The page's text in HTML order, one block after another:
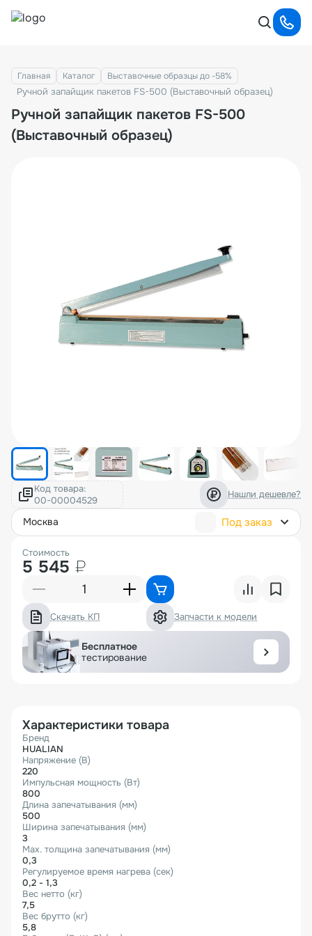
Главная Каталог Выставочные образцы до -58%
Ручной запайщик пакетов FS-500 (Выставочный образец)
Ручной запайщик пакетов FS-500
(Выставочный образец)
Код товара: Нашли дешевле?
москва Под заказ
Стоимость
5 545 ₽
Скачать КП Запчасти к модели
Бесплатное
тестирование
Характеристики товара
Бренд
HUALIAN
Напряжение (В)
220
Импульсная мощность (Вт)
800
Длина запечатывания (мм)
500
Ширина запечатывания (мм)
3
Мax. толщина запечатывания (мм)
0,3
Регулируемое время нагрева (сек)
0,2 - 1,3
Вес нетто (кг)
7,5
Вес брутто (кг)
5,8